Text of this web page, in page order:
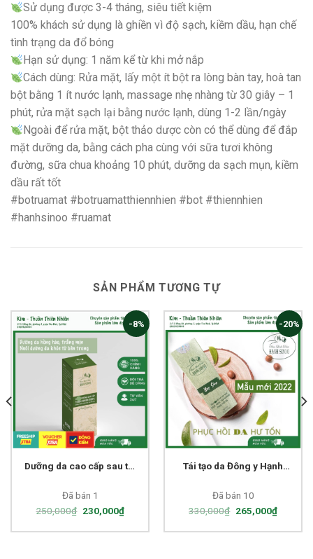
Sử dụng được 3-4 tháng, siêu tiết kiệm
100% khách sử dụng là ghiền vì độ sạch, kiềm dầu, hạn chế
tình trạng da đổ bóng
Hạn sử dụng: 1 năm kể từ khi mở nắp
Cách dùng: Rửa mặt, lấy một ít bột ra lòng bàn tay, hoà tan
bột bằng 1 ít nước lạnh, massage nhẹ nhàng từ 30 giây – 1
phút, rửa mặt sạch lại bằng nước lạnh, dùng 1-2 lần/ngày
Ngoài để rửa mặt, bột thảo dược còn có thể dùng để đắp
mặt dưỡng da, bằng cách pha cùng với sữa tươi không
đường, sữa chua khoảng 10 phút, dưỡng da sạch mụn, kiềm
dầu rất tốt
#botruamat #botruamatthiennhien #bot #thiennhien
#hanhsinoo #ruamat
SẢN PHẨM TƯƠNG TỰ
-8%
Dưỡng da cao cấp sau tái
Đã bán 1
250,000₫ 230,000₫
-20%
Tái tạo da Đông y Hạnh
lành tính
Đã bán 10
330,000₫ 265,000₫